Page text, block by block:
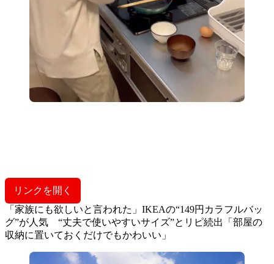
リンクを開く
「家族にも欲しいと言われた」IKEAの“149円カラフルバッ
グ”が人気 “丈夫で使いやすいサイズ”とリピ続出「部屋の
収納に置いておくだけでもかわいい」